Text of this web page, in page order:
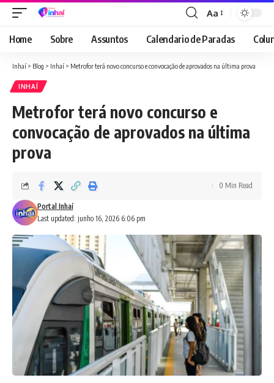
Font
Resizer
Aa
Home Sobre Assuntos Calendario de Paradas
Inhaí > Blog > Inhaí > Metrofor terá novo concurso e convocação de aprovados na última prova
INHAÍ
Metrofor terá novo concurso e
convocação de aprovados na última
prova
Last updated: junho 16, 2026 6:06 pm
Portal Inhaí
0 Min Read